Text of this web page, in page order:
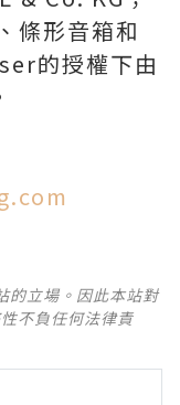
條形音箱和
的授權下由
的立場。因此本站對
不負任何法律責